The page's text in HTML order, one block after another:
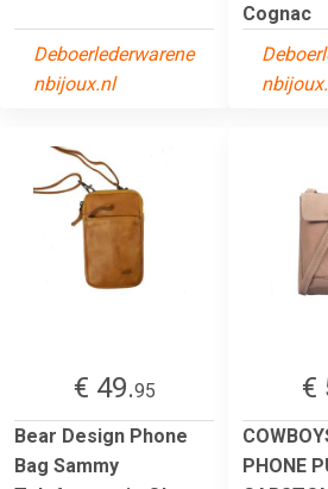
Deboerlederwarene
nbijoux.nl
Cognac
€ 49.95
Bear Design Phone
Bag Sammy
€
PHONE